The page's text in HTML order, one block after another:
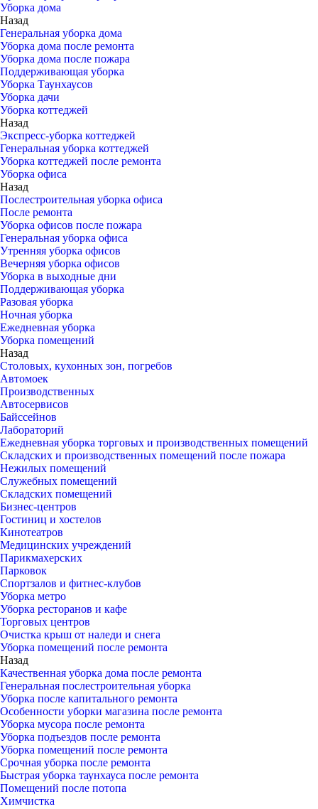
Уборка дома
Назад
Генеральная уборка дома
Уборка дома после ремонта
Уборка дома после пожара
Поддерживающая уборка
Уборка Таунхаусов
Уборка дачи
Уборка коттеджей
Назад
Экспресс-уборка коттеджей
Генеральная уборка коттеджей
Уборка коттеджей после ремонта
Уборка офиса
Назад
Послестроительная уборка офиса
После ремонта
Уборка офисов после пожара
Генеральная уборка офиса
Утренняя уборка офисов
Вечерняя уборка офисов
Уборка в выходные дни
Поддерживающая уборка
Разовая уборка
Ночная уборка
Ежедневная уборка
Уборка помещений
Назад
Столовых, кухонных зон, погребов
Автомоек
Производственных
Автосервисов
Байссейнов
Лабораторий
Ежедневная уборка торговых и производственных помещений
Складских и производственных помещений после пожара
Нежилых помещений
Служебных помещений
Складских помещений
Бизнес-центров
Гостиниц и хостелов
Кинотеатров
Медицинских учреждений
Парикмахерских
Парковок
Спортзалов и фитнес-клубов
Уборка метро
Уборка ресторанов и кафе
Торговых центров
Очистка крыш от наледи и снега
Уборка помещений после ремонта
Назад
Качественная уборка дома после ремонта
Генеральная послестроительная уборка
Уборка после капитального ремонта
Особенности уборки магазина после ремонта
Уборка мусора после ремонта
Уборка подъездов после ремонта
Уборка помещений после ремонта
Срочная уборка после ремонта
Быстрая уборка таунхауса после ремонта
Помещений после потопа
Химчистка